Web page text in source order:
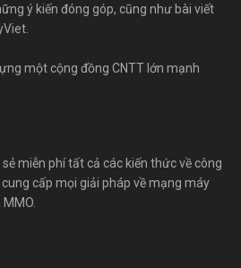
ý kiến đóng góp, cũng như bài viết
một cộng đồng CNTT lớn mạnh
sẻ miễn phí tất cả các kiến thức về công
cung cấp mọi giải pháp về mạng máy